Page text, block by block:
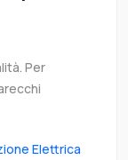
Per
Elettrica